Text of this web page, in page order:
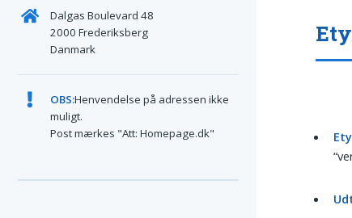
Dalgas Boulevard 48
2000 Frederiksberg
Danmark
OBS:Henvendelse på adressen ikke
muligt.
Post mærkes "Att: Homepage.dk"